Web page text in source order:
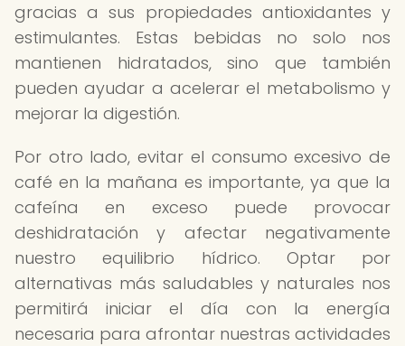
gracias a sus propiedades antioxidantes y
estimulantes. Estas bebidas no solo nos
mantienen hidratados, sino que también
pueden ayudar a acelerar el metabolismo y
mejorar la digestión.
Por otro lado, evitar el consumo excesivo de
café en la mañana es importante, ya que la
cafeína en exceso puede provocar
deshidratación y afectar negativamente
nuestro equilibrio hídrico. Optar por
alternativas más saludables y naturales nos
permitirá iniciar el día con la energía
necesaria para afrontar nuestras actividades